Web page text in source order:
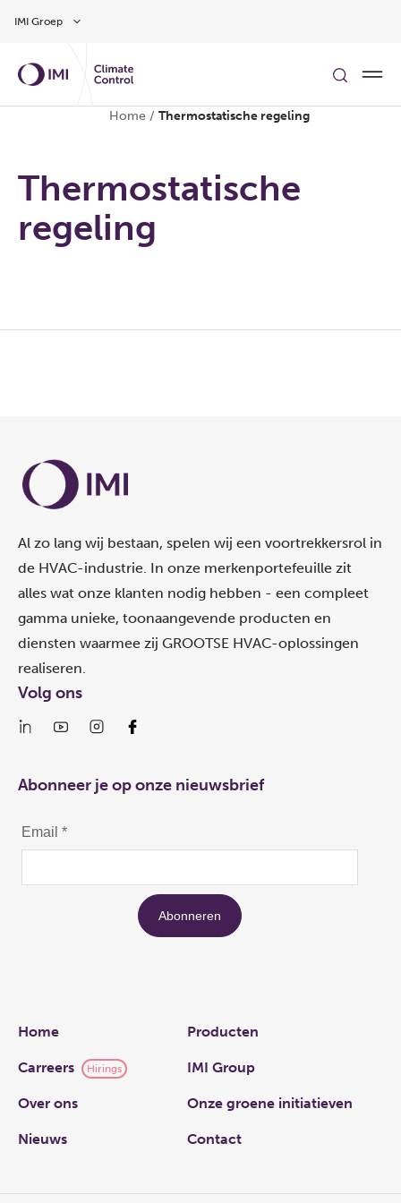
IMI Groep
Home / Thermostatische regeling
Thermostatische
regeling
Al zo lang wij bestaan, spelen wij een voortrekkersrol in
de HVAC-industrie. In onze merkenportefeuille zit
alles wat onze klanten nodig hebben - een compleet
gamma unieke, toonaangevende producten en
diensten waarmee zij GROOTSE HVAC-oplossingen
realiseren.
Links
Home Producten
Carreers Hirings IMI Group
Over ons Onze groene initiatieven
Nieuws Contact
Volg ons
Abonneer je op onze nieuwsbrief